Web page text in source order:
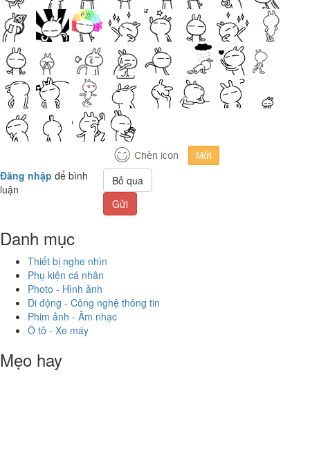
Đăng nhập để bình
luận
Bỏ qua
Gửi
Danh mục
Thiết bị nghe nhìn
Phụ kiện cá nhân
Photo - Hình ảnh
Di động - Công nghệ thông tin
Phim ảnh - Âm nhạc
Ô tô - Xe máy
Mẹo hay